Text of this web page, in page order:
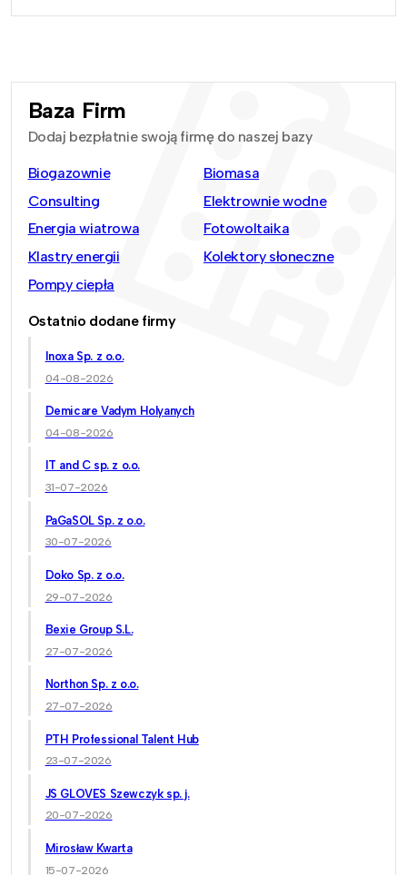
Baza Firm
Dodaj bezpłatnie swoją firmę do naszej bazy
Biogazownie
Biomasa
Consulting
Elektrownie wodne
Energia wiatrowa
Fotowoltaika
Klastry energii
Kolektory słoneczne
Pompy ciepła
Ostatnio dodane firmy
Inoxa Sp. z o.o.
04-08-2026
Demicare Vadym Holyanych
04-08-2026
IT and C sp. z o.o.
31-07-2026
PaGaSOL Sp. z o.o.
30-07-2026
Doko Sp. z o.o.
29-07-2026
Bexie Group S.L.
27-07-2026
Northon Sp. z o.o.
27-07-2026
PTH Professional Talent Hub
23-07-2026
JS GLOVES Szewczyk sp. j.
20-07-2026
Mirosław Kwarta
15-07-2026